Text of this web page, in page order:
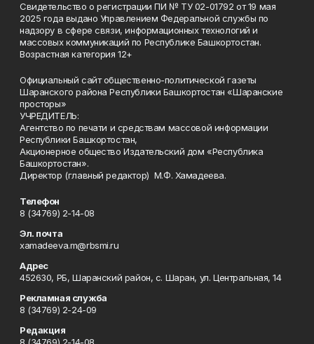
Свидетельство о регистрации ПИ № ТУ 02-01792 от 19 мая
2025 года выдано Управлением Федеральной службы по
надзору в сфере связи, информационных технологий и
массовых коммуникаций по Республике Башкортостан.
Возрастная категория 12+
Официальный сайт общественно-политической газеты
Шаранского района Республики Башкортостан «Шаранские
просторы»
УЧРЕДИТЕЛЬ:
Агентство по печати и средствам массовой информации
Республики Башкортостан,
Акционерное общество Издательский дом «Республика
Башкортостан».
Директор (главный редактор) М.Ф. Хамадеева.
Телефон
8 (34769) 2-14-08
Эл. почта
xamadeeva.m@rbsmi.ru
Адрес
452630, РБ, Шаранский район, с. Шаран, ул. Центральная, 14
Рекламная служба
8 (34769) 2-24-09
Редакция